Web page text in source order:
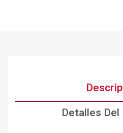
Detalles